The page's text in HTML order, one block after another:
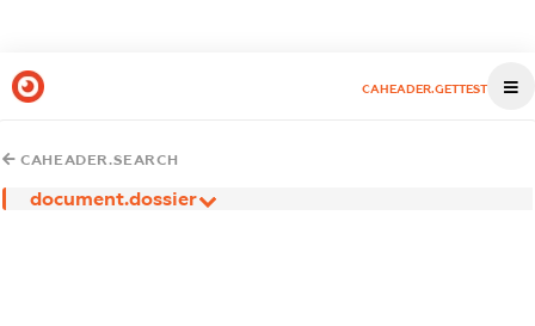
CAHEADER.GETTEST
CAHEADER.SEARCH
document.dossier